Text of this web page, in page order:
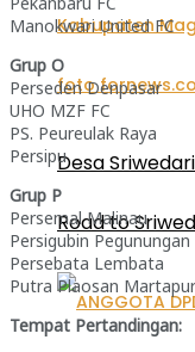
Desa
Road to
Manokwari United FC
Grup O
Perseden Denpasar
UHO MZF FC
PS. Peureulak Raya
Persipu
Grup P
Persemal Malinau
Persigubin
Persebata Lembata
Putra Plaosan
Tempat Pertandingan: